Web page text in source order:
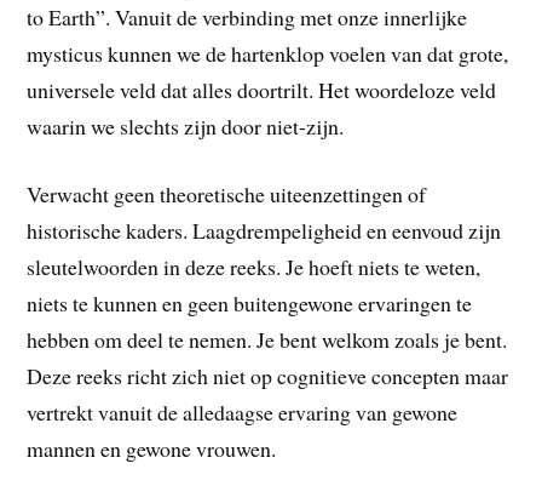
to Earth”. Vanuit de verbinding met onze innerlijke
mysticus kunnen we de hartenklop voelen van dat grote,
universele veld dat alles doortrilt. Het woordeloze veld
waarin we slechts zijn door niet-zijn.
Verwacht geen theoretische uiteenzettingen of
historische kaders. Laagdrempeligheid en eenvoud zijn
sleutelwoorden in deze reeks. Je hoeft niets te weten,
niets te kunnen en geen buitengewone ervaringen te
hebben om deel te nemen. Je bent welkom zoals je bent.
Deze reeks richt zich niet op cognitieve concepten maar
vertrekt vanuit de alledaagse ervaring van gewone
mannen en gewone vrouwen.